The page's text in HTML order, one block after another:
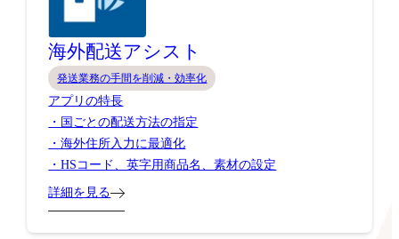
海外配送アシスト
発送業務の手間を削減・効率化
アプリの特長
・国ごとの配送方法の指定
・海外住所入力に最適化
・HSコード、英字用商品名、素材の設定
詳細を見る